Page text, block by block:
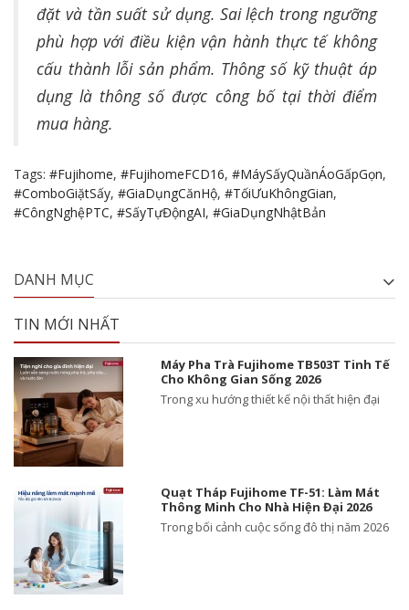
đặt và tần suất sử dụng. Sai lệch trong ngưỡng
phù hợp với điều kiện vận hành thực tế không
cấu thành lỗi sản phẩm. Thông số kỹ thuật áp
dụng là thông số được công bố tại thời điểm
mua hàng.
Tags: #Fujihome, #FujihomeFCD16, #MáySấyQuầnÁoGấpGọn,
#ComboGiặtSấy, #GiaDụngCănHộ, #TốiƯuKhôngGian,
#CôngNghệPTC, #SấyTựĐộngAI, #GiaDụngNhậtBản
DANH MỤC
TIN MỚI NHẤT
Máy Pha Trà Fujihome TB503T Tinh Tế
Cho Không Gian Sống 2026
Trong xu hướng thiết kế nội thất hiện đại
Quạt Tháp Fujihome TF-51: Làm Mát
Thông Minh Cho Nhà Hiện Đại 2026
Trong bối cảnh cuộc sống đô thị năm 2026